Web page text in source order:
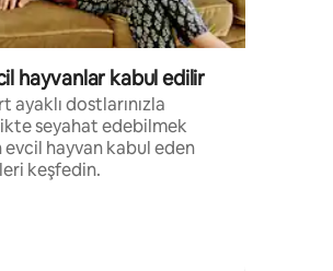
hayvanlar kabul edilir
ayaklı dostlarınızla
seyahat edebilmek
evcil hayvan kabul eden
keşfedin.